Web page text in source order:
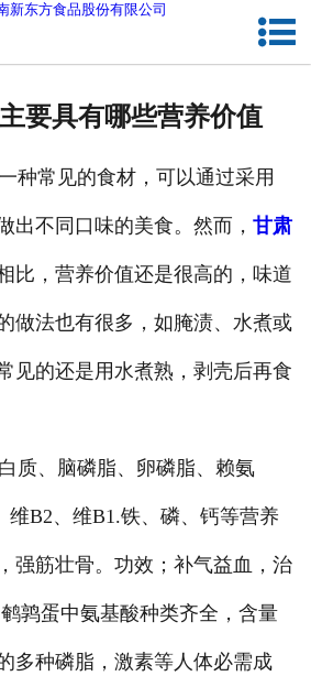
加入新东方
联系我们
要具有哪些营养价值
种常见的食材，可以通过采用
出不同口味的美食。然而， 甘肃
比，营养价值还是很高的，味道
做法也有很多，如腌渍、水煮或
见的还是用水煮熟，剥壳后再食
质、脑磷脂、卵磷脂、赖氨
维B2、维B1.铁、磷、钙等营养
强筋壮骨。功效；补气益血，治
鹑蛋中氨基酸种类齐全，含量
多种磷脂，激素等人体必需成